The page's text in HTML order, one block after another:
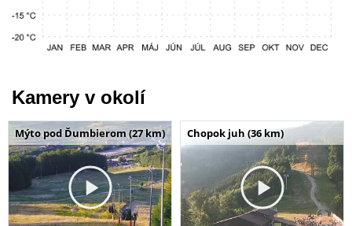
Kamery v okolí
Mýto pod Ďumbierom (27 km) Chopok juh (36 km)